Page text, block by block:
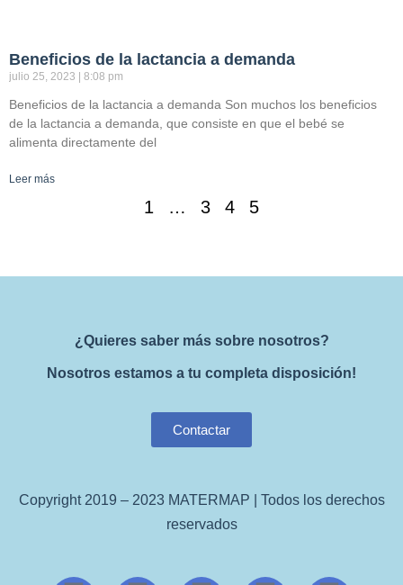
Beneficios de la lactancia a demanda
julio 25, 2023 8:08 pm
Beneficios de la lactancia a demanda Son muchos los beneficios
de la lactancia a demanda, que consiste en que el bebé se
alimenta directamente del
Leer más
1 … 3 4 5
¿Quieres saber más sobre nosotros?
Nosotros estamos a tu completa disposición!
Contactar
Copyright 2019 – 2023 MATERMAP | Todos los derechos
reservados